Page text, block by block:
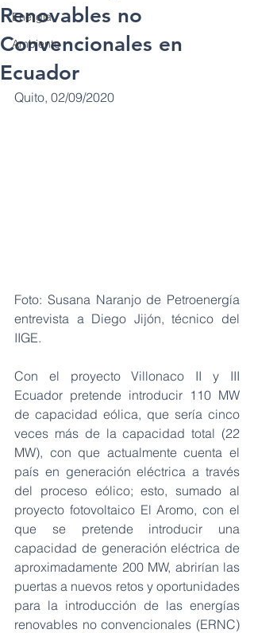
Energía
Ambiente
Renovables no
Convencionales en
Ecuador
Quito, 02/09/2020
Foto: Susana Naranjo de Petroenergía
entrevista a Diego Jijón, técnico del
IIGE.
Con el proyecto Villonaco II y III
Ecuador pretende introducir 110 MW
de capacidad eólica, que sería cinco
veces más de la capacidad total (22
MW), con que actualmente cuenta el
país en generación eléctrica a través
del proceso eólico; esto, sumado al
proyecto fotovoltaico El Aromo, con el
que se pretende introducir una
capacidad de generación eléctrica de
aproximadamente 200 MW, abrirían las
puertas a nuevos retos y oportunidades
para la introducción de las energías
renovables no convencionales (ERNC)